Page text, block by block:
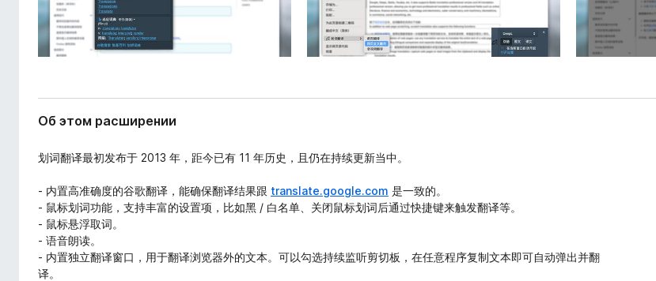
Об этом расширении
划词翻译最初发布于 2013 年，距今已有 11 年历史，且仍在持续更新当中。
- 内置高准确度的谷歌翻译，能确保翻译结果跟 translate.google.com 是一致的。
- 鼠标划词功能，支持丰富的设置项，比如黑 / 白名单、关闭鼠标划词后通过快捷键来触发翻译等。
- 鼠标悬浮取词。
- 语音朗读。
- 内置独立翻译窗口，用于翻译浏览器外的文本。可以勾选持续监听剪切板，在任意程序复制文本即可自动弹出并翻
译。